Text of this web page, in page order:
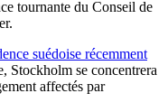
tournante du Conseil de
suédoise récemment
Stockholm se concentrera
affectés par